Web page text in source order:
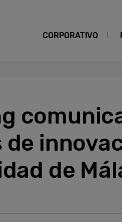
CORPORATIVO
de
de